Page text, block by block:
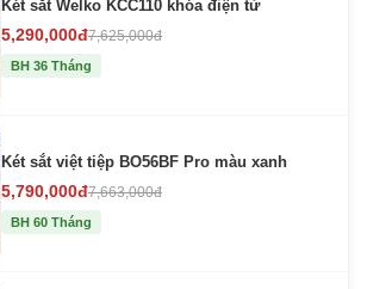
Két sắt Welko KCC110 khóa điện tử
5,290,000đ7,625,000đ
BH 36 Tháng
Két sắt việt tiệp BO56BF Pro màu xanh
5,790,000đ7,663,000đ
BH 60 Tháng